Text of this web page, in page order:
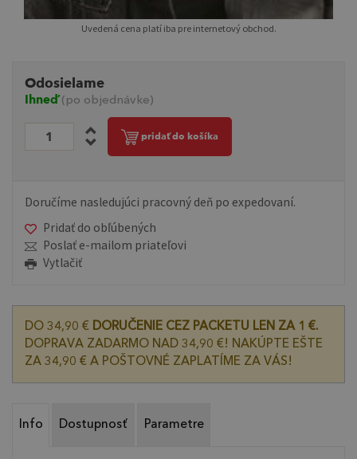
Uvedená cena platí iba pre internetový obchod.
Odosielame
Ihneď(po objednávke)
pridať do košíka
Doručíme nasledujúci pracovný deň po expedovaní.
Pridať do obľúbených
Poslať e-mailom priateľovi
Vytlačiť
DO 34,90 € DORUČENIE CEZ PACKETU LEN ZA 1 €.
DOPRAVA ZADARMO NAD 34,90 €! NAKÚPTE EŠTE
ZA 34,90 € A POŠTOVNÉ ZAPLATÍME ZA VÁS!
Info Dostupnosť Parametre